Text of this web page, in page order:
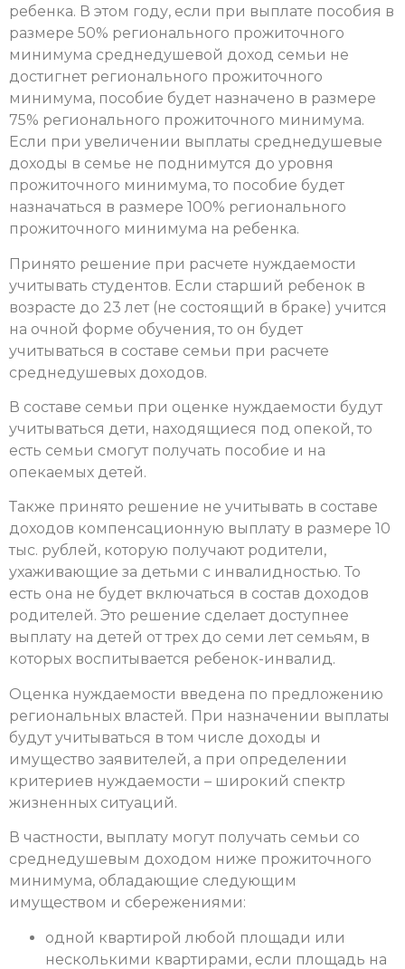
ребенка. В этом году, если при выплате пособия в
размере 50% регионального прожиточного
минимума среднедушевой доход семьи не
достигнет регионального прожиточного
минимума, пособие будет назначено в размере
75% регионального прожиточного минимума.
Если при увеличении выплаты среднедушевые
доходы в семье не поднимутся до уровня
прожиточного минимума, то пособие будет
назначаться в размере 100% регионального
прожиточного минимума на ребенка.
Принято решение при расчете нуждаемости
учитывать студентов. Если старший ребенок в
возрасте до 23 лет (не состоящий в браке) учится
на очной форме обучения, то он будет
учитываться в составе семьи при расчете
среднедушевых доходов.
В составе семьи при оценке нуждаемости будут
учитываться дети, находящиеся под опекой, то
есть семьи смогут получать пособие и на
опекаемых детей.
Также принято решение не учитывать в составе
доходов компенсационную выплату в размере 10
тыс. рублей, которую получают родители,
ухаживающие за детьми с инвалидностью. То
есть она не будет включаться в состав доходов
родителей. Это решение сделает доступнее
выплату на детей от трех до семи лет семьям, в
которых воспитывается ребенок-инвалид.
Оценка нуждаемости введена по предложению
региональных властей. При назначении выплаты
будут учитываться в том числе доходы и
имущество заявителей, а при определении
критериев нуждаемости – широкий спектр
жизненных ситуаций.
В частности, выплату могут получать семьи со
среднедушевым доходом ниже прожиточного
минимума, обладающие следующим
имуществом и сбережениями:
одной квартирой любой площади или
несколькими квартирами, если площадь на